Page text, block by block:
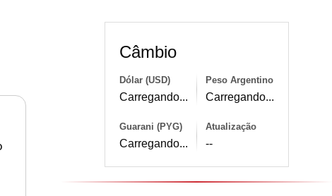
Câmbio
Dólar (USD)
Carregando...
Peso Argentino
Carregando...
Guarani (PYG)
Carregando...
Atualização
--